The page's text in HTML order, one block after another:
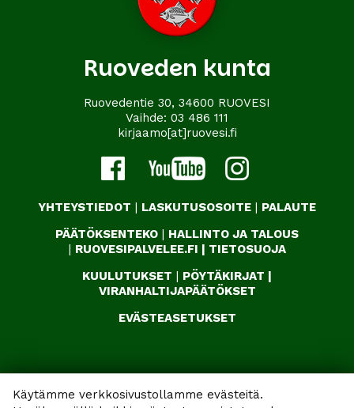
Käytämme verkkosivustollamme evästeitä.
Ruoveden kunta
Ruovedentie 30, 34600 RUOVESI
Vaihde: 03 486 111
kirjaamo[at]ruovesi.fi
YHTEYSTIEDOT | LASKUTUSOSOITE | PALAUTE
PÄÄTÖKSENTEKO | HALLINTO JA TALOUS
| RUOVESIPALVELEE.FI | TIETOSUOJA
KUULUTUKSET | PÖYTÄKIRJAT |
VIRANHALTIJAPÄÄTÖKSET
EVÄSTEASETUKSET